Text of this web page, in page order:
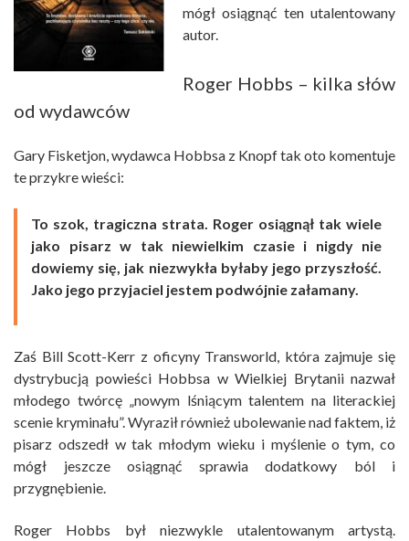
mógł osiągnąć ten utalentowany
autor.
Roger Hobbs – kilka słów
od wydawców
Gary Fisketjon, wydawca Hobbsa z Knopf tak oto komentuje
te przykre wieści:
To szok, tragiczna strata. Roger osiągnął tak wiele
jako pisarz w tak niewielkim czasie i nigdy nie
dowiemy się, jak niezwykła byłaby jego przyszłość.
Jako jego przyjaciel jestem podwójnie załamany.
Zaś Bill Scott-Kerr z oficyny Transworld, która zajmuje się
dystrybucją powieści Hobbsa w Wielkiej Brytanii nazwał
młodego twórcę „nowym lśniącym talentem na literackiej
scenie kryminału”. Wyraził również ubolewanie nad faktem, iż
pisarz odszedł w tak młodym wieku i myślenie o tym, co
mógł jeszcze osiągnąć sprawia dodatkowy ból i
przygnębienie.
Roger Hobbs był niezwykle utalentowanym artystą.